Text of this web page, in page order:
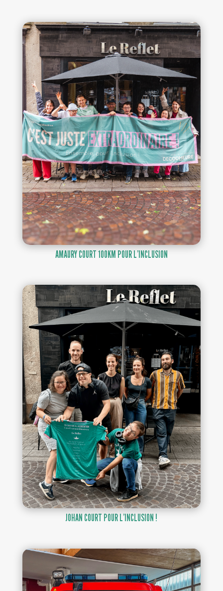
AMAURY COURT 100KM POUR L’INCLUSION
JOHAN COURT POUR L’INCLUSION !